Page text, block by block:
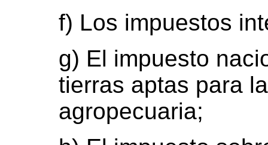
f) Los impuestos
g) El impuesto
tierras aptas para
agropecuaria;